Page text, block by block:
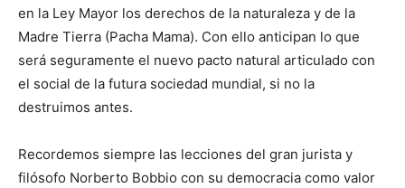
en la Ley Mayor los derechos de la naturaleza y de la
Madre Tierra (Pacha Mama). Con ello anticipan lo que
será seguramente el nuevo pacto natural articulado con
el social de la futura sociedad mundial, si no la
destruimos antes.
Recordemos siempre las lecciones del gran jurista y
filósofo Norberto Bobbio con su democracia como valor